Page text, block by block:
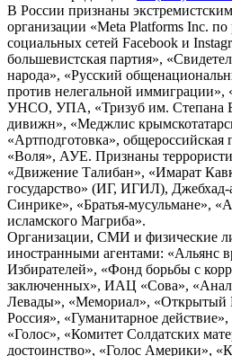
В России признаны
организации «Meta Platforms Inc.
социальных сетей Facebook и
большевистская партия»,
народа», «Русский
против нелегальной
УНСО, УПА, «Тризуб им. Степана
дивижн», «Меджлис
«Артподготовка», общероссийская
«Воля», АУЕ. Признаны
«Движение Талибан», «Имарат
государство» (ИГ, ИГИЛ),
Синрике», «Братья-мусульмане»,
исламского Магриба».
Организации, СМИ и физические
иностранными агентами: «Альянс
Избирателей», «Фонд борьбы с
заключенных», ИАЦ «Сова»,
Левады», «Мемориал», «Открытый
Россия», «Гуманитарное
«Голос», «Комитет Солдатских
достоинство», «Голос Америки»,